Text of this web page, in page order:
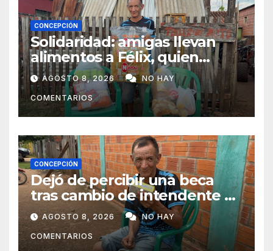
CONCEPCIÓN
Solidaridad: amigas llevan
alimentos a Félix, quien
ahora vende caramelos para
subsistir
AGOSTO 8, 2026 NO HAY
COMENTARIOS
CONCEPCIÓN
Dejó de percibir una beca
tras cambio de intendente y
ahora vende caramelos para
subsistir
AGOSTO 8, 2026 NO HAY
COMENTARIOS